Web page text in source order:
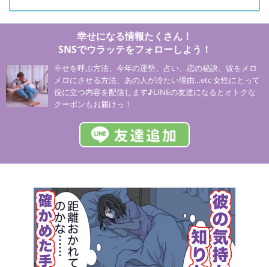
幸せになる情報たくさん！
SNSでウラッテをフォローしよう！
幸せを呼ぶ方法、今年の運勢、占い、恋の秘訣、彼をメロ
メロにさせる方法、あの人が冷たい理由…etc 女性にとって
役に立つ内容を配信します♪LINEの友達になるとオトクな
クーポンもお届けっ！